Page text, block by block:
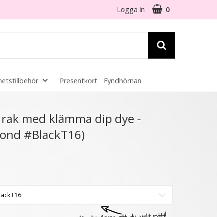
Logga in 0
Presentkort Fyndhörnan
med klämma dip dye -
#BlackT16)